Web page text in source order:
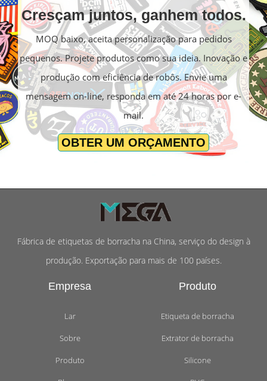
Cresçam juntos, ganhem todos.
MOQ baixo, aceita personalização para pedidos
pequenos. Projete produtos como sua ideia. Inovação e
produção com eficiência de robôs. Envie uma
mensagem on-line, responda em até 24 horas por e-
mail.
OBTER UM ORÇAMENTO
Fábrica de etiquetas de borracha na China, serviço do design à
produção. Exportação para mais de 100 países.
Empresa
Lar
Sobre
Produto
Produto
Etiqueta de borracha
Extrator de borracha
Silicone